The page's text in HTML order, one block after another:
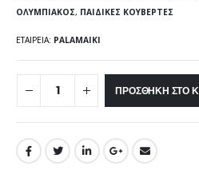
ΟΛΥΜΠΙΑΚΌΣ, ΠΑΙΔΙΚΈΣ ΚΟΥΒΈΡΤΕΣ
ΕΤΑΙΡΕΊΑ: PALAMAIKI
ΠΡΟΣΘΉΚΗ ΣΤΟ